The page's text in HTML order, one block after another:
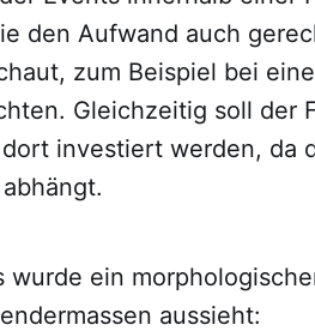
den Aufwand auch
zum Beispiel bei
Gleichzeitig soll der
investiert werden, da
wurde ein
aussieht: